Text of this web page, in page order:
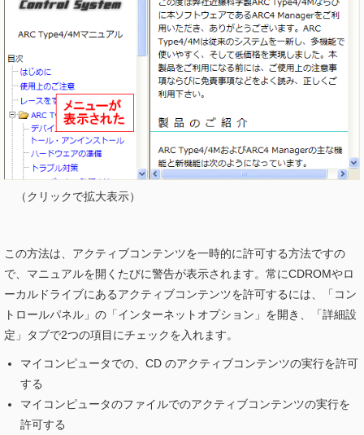
（クリックで拡大表示）
この方法は、アクティブコンテンツを一時的に許可する方法ですの
で、マニュアルを開くたびに警告が表示されます。常にCDROMやロ
ーカルドライブにあるアクティブコンテンツを許可するには、「コン
トロールパネル」の「インターネットオプション」を開き、「詳細設
定」タブで2つの項目にチェックを入れます。
マイコンピュータでの、CD のアクティブコンテンツの実行を許可
する
マイコンピュータのファイルでのアクティブコンテンツの実行を
許可する